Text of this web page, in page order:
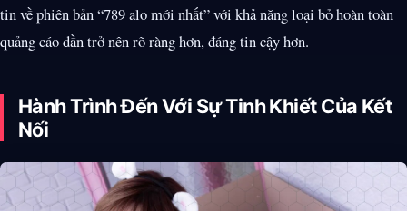
tin về phiên bản “789 alo mới nhất” với khả năng loại bỏ hoàn toàn
quảng cáo dần trở nên rõ ràng hơn, đáng tin cậy hơn.
Hành Trình Đến Với Sự Tinh Khiết Của Kết
Nối